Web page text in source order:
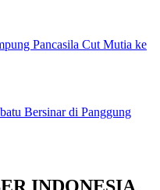
Pancasila Cut Mutia ke
Bersinar di Panggung